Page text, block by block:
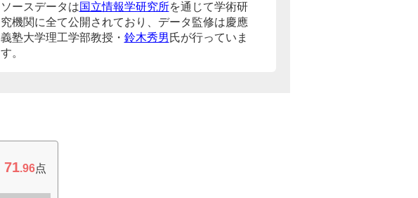
ソースデータは国立情報学研究所を通じて学術研
究機関に全て公開されており、データ監修は慶應
義塾大学理工学部教授・ 鈴木秀男 氏が行っていま
す。
71.96点